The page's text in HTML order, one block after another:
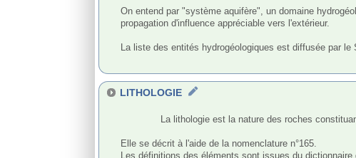
On entend par "système aquifère", un domaine
propagation d'influence appréciable vers l'extérieur.
La liste des entités hydrogéologiques est diffusée par le
LITHOLOGIE
Elle se décrit à l'aide de la nomenclature n°165.
Les définitions des éléments sont issues du